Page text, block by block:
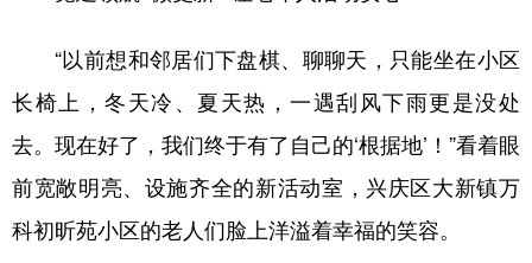
“以前想和邻居们下盘棋、聊聊天，只能坐在小区
长椅上，冬天冷、夏天热，一遇刮风下雨更是没处
去。现在好了，我们终于有了自己的‘根据地’！”看着眼
前宽敞明亮、设施齐全的新活动室，兴庆区大新镇万
科初昕苑小区的老人们脸上洋溢着幸福的笑容。